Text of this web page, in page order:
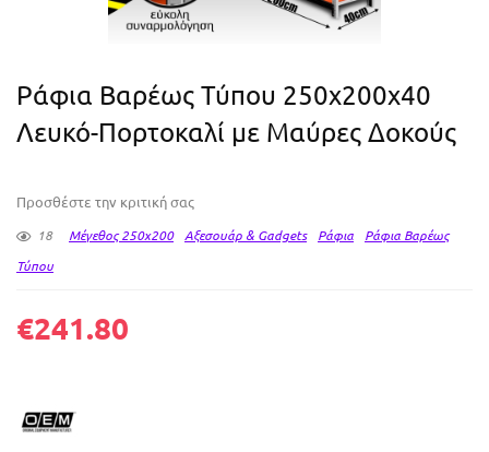
Ράφια Βαρέως Τύπου 250x200x40
Λευκό-Πορτοκαλί με Μαύρες Δοκούς
Προσθέστε την κριτική σας
18 Μέγεθος 250x200 Αξεσουάρ & Gadgets Ράφια
Ράφια Βαρέως
Τύπου
€241.80